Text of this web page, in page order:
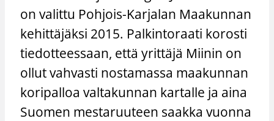
on valittu Pohjois-Karjalan Maakunnan
kehittäjäksi 2015. Palkintoraati korosti
tiedotteessaan, että yrittäjä Miinin on
ollut vahvasti nostamassa maakunnan
koripalloa valtakunnan kartalle ja aina
Suomen mestaruuteen saakka vuonna